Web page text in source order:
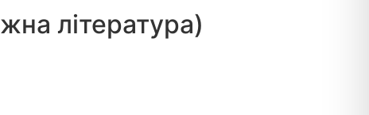
література)